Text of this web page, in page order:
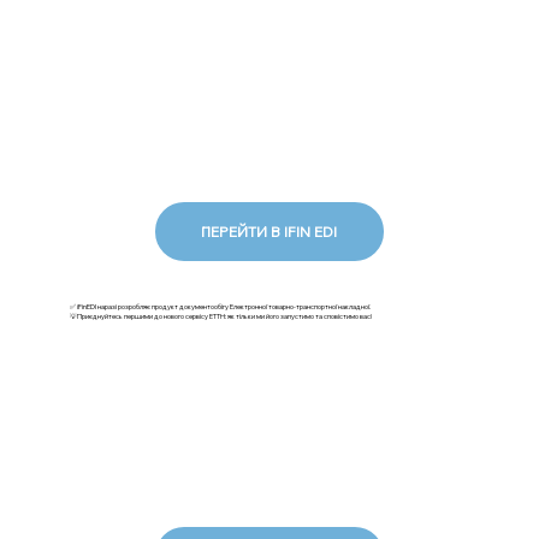
ПЕРЕЙТИ В IFIN EDI
✅ iFinEDI наразі розробляє продукт документообігу Електронної товарно-транспортної накладної.
💡Приєднуйтесь першими до нового сервісу ЕТТН: як тільки ми його запустимо та сповістимо вас!